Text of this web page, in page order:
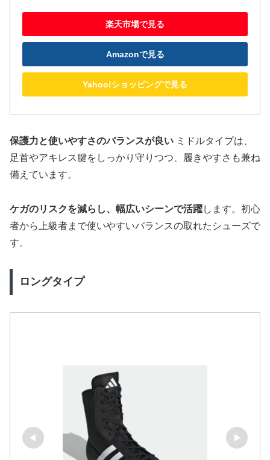
楽天市場で見る
Amazonで見る
Yahoo!ショッピングで見る
保護力と使いやすさのバランスが良い ミドルタイプは、
足首やアキレス腱をしっかり守りつつ、履きやすさも兼ね
備えています。
ケガのリスクを減らし、幅広いシーンで活躍します。初心
者から上級者まで使いやすいバランスの取れたシューズで
す。
ロングタイプ